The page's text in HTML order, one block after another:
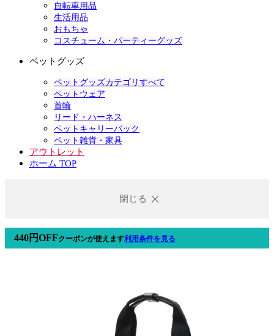
自転車用品
生活用品
おもちゃ
コスチューム・パーティーグッズ
ペットグッズ
ペットグッズカテゴリすべて
ペットウェア
首輪
リード・ハーネス
ペットキャリーバック
ペット雑貨・家具
アウトレット
ホーム TOP
閉じる
440円OFFクーポンが使えます利用条件を見る